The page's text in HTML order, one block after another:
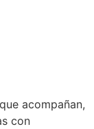
acompañan,
con